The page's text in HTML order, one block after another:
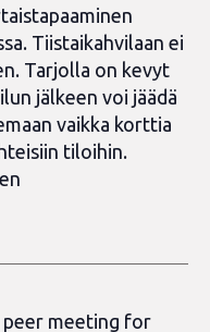
Tiistaikahvilaan ei
Tarjolla on kevyt
jälkeen voi jäädä
vaikka korttia
tiloihin.
peer meeting for